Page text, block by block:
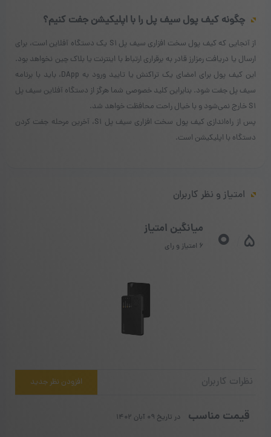
چگونه کیف پول سیف پل را با اپلیکیشن جفت کنیم؟
از آنجایی که کیف پول سخت افزاری سیف پل S1 یک دستگاه آفلاین است، برای
ارسال یا دریافت رمزارز قادر به برقراری ارتباط با اینترنت یا بلاک چین نخواهد بود.
این کیف پول برای امضای یک تراکنش یا تایید ورود به DApp، باید با برنامه
سیف پل جفت شود. بنابراین کلید خصوصی شما هرگز از دستگاه آفلاین سیف پل
S1 خارج نمی‌شود و با خیال راحت محافظت خواهد شد.
پس از راه‌اندازی کیف پول سخت افزاری سیف پل S1، آخرین مرحله جفت کردن
دستگاه با اپلیکیشن است.
امتیاز و نظر کاربران
5
0 میانگین امتیاز
6 امتیاز و رای
نظرات کاربران افزودن نظر جدید
قیمت مناسب در تاریخ ۰۹ آبان ۱۴۰۲